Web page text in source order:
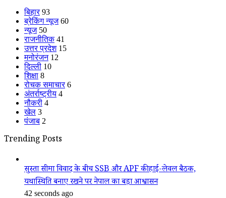
बिहार 93
ब्रेकिंग न्यूज 60
न्यूज 50
राजनीतिक 41
उत्तर प्रदेश 15
मनोरंजन 12
दिल्ली 10
शिक्षा 8
रोचक समाचार 6
अंतर्राष्ट्रीय 4
नौकरी 4
खेल 3
पंजाब 2
Trending Posts
सुस्ता सीमा विवाद के बीच SSB और APF की हाई-लेवल बैठक,
यथास्थिति बनाए रखने पर नेपाल का बड़ा आश्वासन
42 seconds ago